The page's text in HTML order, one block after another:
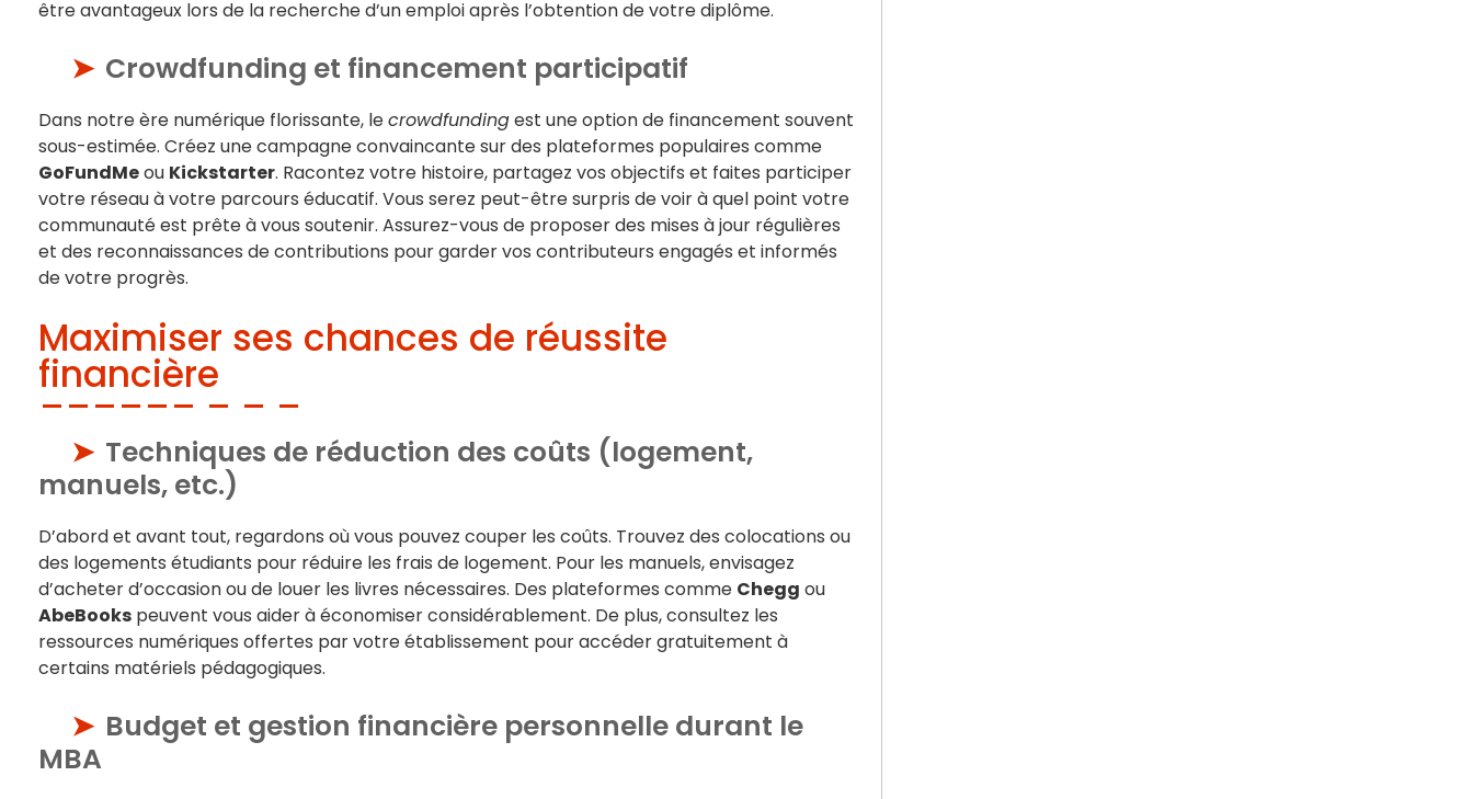
être avantageux lors de la recherche d’un emploi après l’obtention de votre diplôme.
Crowdfunding et financement participatif
Dans notre ère numérique florissante, lecrowdfundingest une option de financement souvent
sous-estimée. Créez une campagne convaincante sur des plateformes populaires comme
GoFundMeou Kickstarter. Racontez votre histoire, partagez vos objectifs et faites participer
votre réseau à votre parcours éducatif. Vous serez peut-être surpris de voir à quel point votre
communauté est prête à vous soutenir. Assurez-vous de proposer des mises à jour régulières
et des reconnaissances de contributions pour garder vos contributeurs engagés et informés
de votre progrès.
Maximiser ses chances de réussite
financière
Techniques de réduction des coûts (logement,
manuels, etc.)
D’abord et avant tout, regardons où vous pouvez couper les coûts. Trouvez des colocations ou
des logements étudiants pour réduire les frais de logement. Pour les manuels, envisagez
d’acheter d’occasion ou de louer les livres nécessaires. Des plateformes comme Chegg ou
AbeBooks peuvent vous aider à économiser considérablement. De plus, consultez les
ressources numériques offertes par votre établissement pour accéder gratuitement à
certains matériels pédagogiques.
Budget et gestion financière personnelle durant le
MBA